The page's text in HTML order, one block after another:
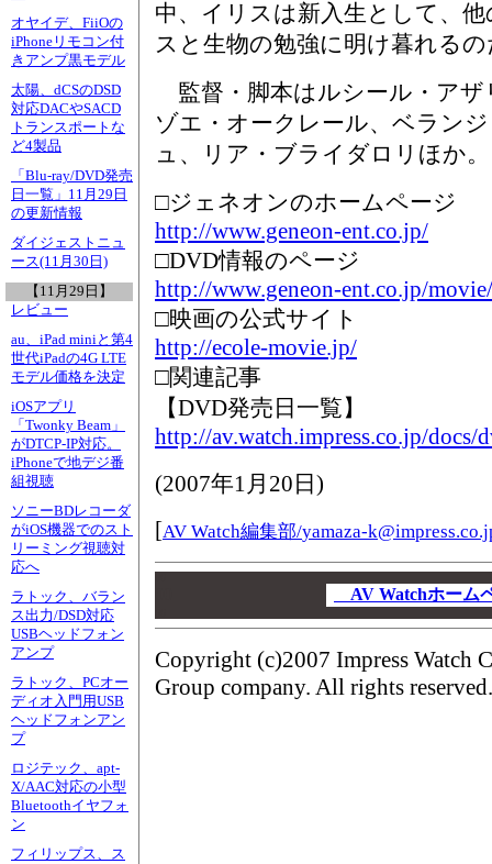
オヤイデ、FiiOの
iPhoneリモコン付
きアンプ黒モデル
太陽、dCSのDSD
対応DACやSACD
トランスポートな
ど4製品
「Blu-ray/DVD発売
日一覧」11月29日
の更新情報
ダイジェストニュ
ース(11月30日)
【11月29日】
レビュー
au、iPad miniと第4
世代iPadの4G LTE
モデル価格を決定
iOSアプリ
「Twonky Beam」
がDTCP-IP対応。
iPhoneで地デジ番
組視聴
ソニーBDレコーダ
がiOS機器でのスト
リーミング視聴対
応へ
ラトック、バラン
ス出力/DSD対応
USBヘッドフォン
アンプ
ラトック、PCオー
ディオ入門用USB
ヘッドフォンアン
プ
ロジテック、apt-
X/AAC対応の小型
Bluetoothイヤフォ
ン
フィリップス、ス
中、イリスは新入生として、
スと生物の勉強に明け暮れる
監督・脚本はルシール・アザ
ゾエ・オークレール、ベラン
ュ、リア・ブライダロリほか。
□ジェネオンのホームページ
http://www.geneon-ent.co.jp/
□DVD情報のページ
http://www.geneon-ent.co.jp/
□映画の公式サイト
http://ecole-movie.jp/
□関連記事
【DVD発売日一覧】
http://av.watch.impress.co.jp/docs/
(2007年1月20日 )
[AV Watch編集部/yamaza-
AV Watchホー
Copyright (c)2007 Impress Watch
Group company. All rights reserved.